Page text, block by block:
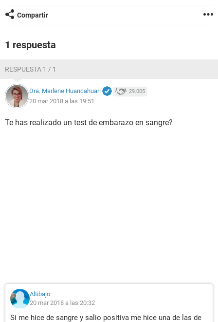
Compartir
1 respuesta
RESPUESTA 1 / 1
Dra. Marlene Huancahuari 29.005
20 mar 2018 a las 19:51
Te has realizado un test de embarazo en sangre?
Altibajo
20 mar 2018 a las 20:32
Si me hice de sangre y salio positiva me hice una de las de